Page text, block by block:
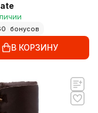
бонусов
В КОРЗИНУ